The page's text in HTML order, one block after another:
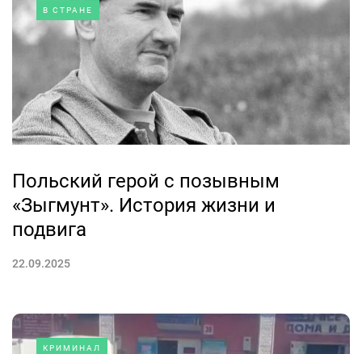
В СТРАНЕ
Польский герой с позывным
«Зыгмунт». История жизни и
подвига
22.09.2025
КРИМИНАЛ